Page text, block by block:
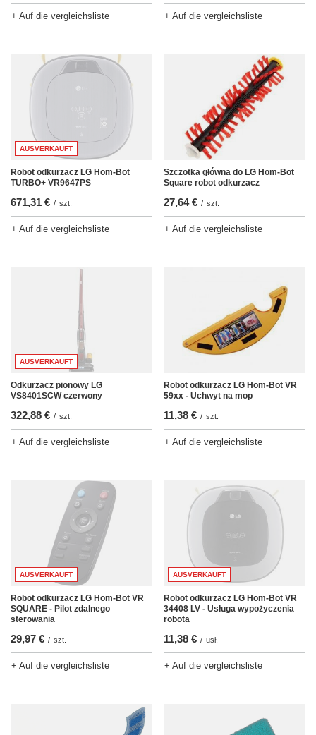
+ Auf die vergleichsliste + Auf die vergleichsliste
AUSVERKAUFT
Robot odkurzacz LG Hom-Bot
TURBO+ VR9647PS
671,31 € / szt.
+ Auf die vergleichsliste
Szczotka główna do LG Hom-Bot
Square robot odkurzacz
27,64 € / szt.
+ Auf die vergleichsliste
AUSVERKAUFT
Odkurzacz pionowy LG
VS8401SCW czerwony
322,88 € / szt.
+ Auf die vergleichsliste
Robot odkurzacz LG Hom-Bot VR
59xx - Uchwyt na mop
11,38 € / szt.
+ Auf die vergleichsliste
AUSVERKAUFT
Robot odkurzacz LG Hom-Bot VR
SQUARE - Pilot zdalnego
sterowania
29,97 € / szt.
+ Auf die vergleichsliste
AUSVERKAUFT
Robot odkurzacz LG Hom-Bot VR
34408 LV - Usługa wypożyczenia
robota
11,38 € / usł.
+ Auf die vergleichsliste